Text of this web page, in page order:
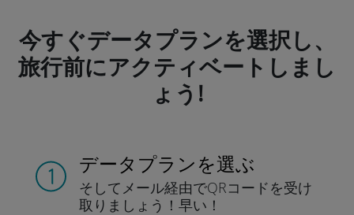
今すぐデータプランを選択し、
旅行前にアクティベートしまし
ょう!
データプランを選ぶ
そしてメール経由でQRコードを受け
取りましょう！早い！